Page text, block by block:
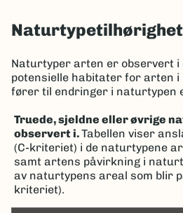
Naturtypetilhørighet
Naturtyper arten er observert
potensielle habitater for arten i
fører til endringer i naturtypen
Truede, sjeldne eller øvrige
observert i.Tabellen viser
(C-kriteriet) i de naturtypene
samt artens påvirkning i
av naturtypens areal som blir
kriteriet).